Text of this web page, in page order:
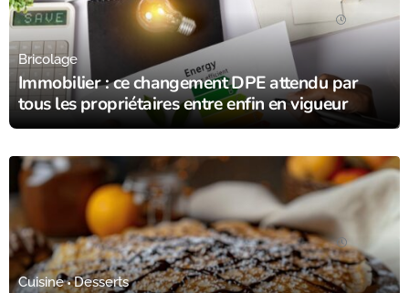
Immobilier : ce changement DPE attendu par
tous les propriétaires entre enfin en vigueur
Bricolage
24/06/25
Cuisine Desserts